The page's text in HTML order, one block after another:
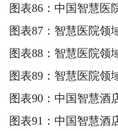
图表86：中国智慧医
图表87： 智慧医院领
图表88： 智慧医院领
图表89： 智慧医院领
图表90：中国智慧酒
图表91：中国智慧酒